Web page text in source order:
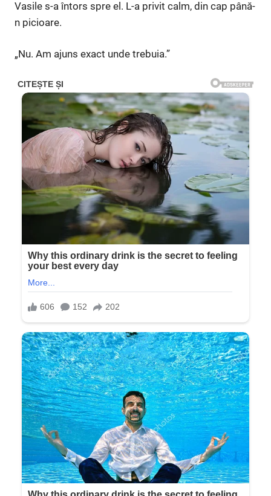
Vasile s-a întors spre el. L-a privit calm, din cap până-
n picioare.
„Nu. Am ajuns exact unde trebuia.”